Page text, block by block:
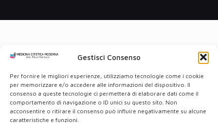
Gestisci Consenso
Per fornire le migliori esperienze, utilizziamo tecnologie come i cookie
per memorizzare e/o accedere alle informazioni del dispositivo. Il
consenso a queste tecnologie ci permetterà di elaborare dati come il
comportamento di navigazione o ID unici su questo sito. Non
acconsentire o ritirare il consenso può influire negativamente su alcune
caratteristiche e funzioni.